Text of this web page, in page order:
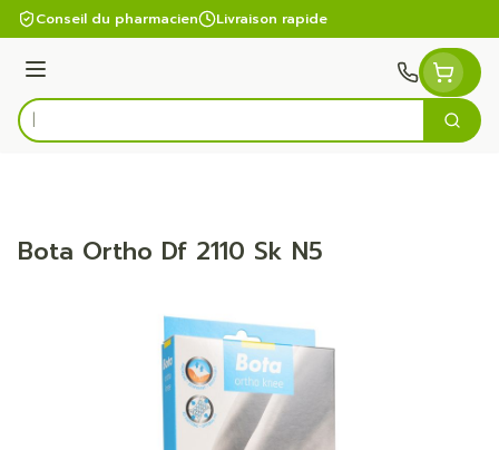
Aller au contenu
Conseil du pharmacien Livraison rapide
Menu
Rechercher
Bota Ortho Df 2110 Sk N5